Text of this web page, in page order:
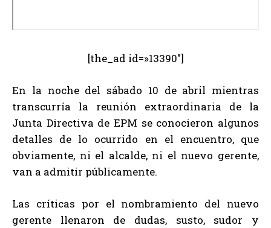
[the_ad id=»13390″]
En la noche del sábado 10 de abril mientras
transcurría la reunión extraordinaria de la
Junta Directiva de EPM se conocieron algunos
detalles de lo ocurrido en el encuentro, que
obviamente, ni el alcalde, ni el nuevo gerente,
van a admitir públicamente.
Las críticas por el nombramiento del nuevo
gerente llenaron de dudas, susto, sudor y